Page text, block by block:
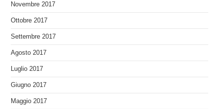
Novembre 2017
Ottobre 2017
Settembre 2017
Agosto 2017
Luglio 2017
Giugno 2017
Maggio 2017